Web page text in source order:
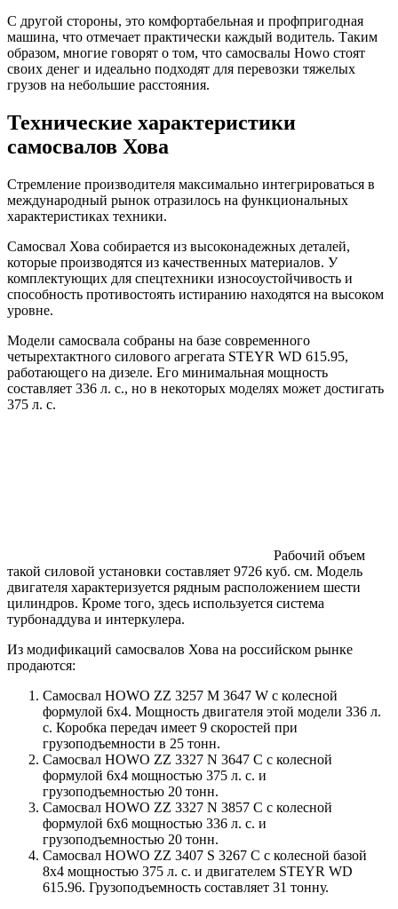
С другой стороны, это комфортабельная и профпригодная
машина, что отмечает практически каждый водитель. Таким
образом, многие говорят о том, что самосвалы Howo стоят
своих денег и идеально подходят для перевозки тяжелых
грузов на небольшие расстояния.
Технические характеристики
самосвалов Хова
Стремление производителя максимально интегрироваться в
международный рынок отразилось на функциональных
характеристиках техники.
Самосвал Хова собирается из высоконадежных деталей,
которые производятся из качественных материалов. У
комплектующих для спецтехники износоустойчивость и
способность противостоять истиранию находятся на высоком
уровне.
Модели самосвала собраны на базе современного
четырехтактного силового агрегата STEYR WD 615.95,
работающего на дизеле. Его минимальная мощность
составляет 336 л. с., но в некоторых моделях может достигать
375 л. с.
Рабочий объем
такой силовой установки составляет 9726 куб. см. Модель
двигателя характеризуется рядным расположением шести
цилиндров. Кроме того, здесь используется система
турбонаддува и интеркулера.
Из модификаций самосвалов Хова на российском рынке
продаются:
Самосвал HOWO ZZ 3257 M 3647 W с колесной
формулой 6х4. Мощность двигателя этой модели 336 л.
с. Коробка передач имеет 9 скоростей при
грузоподъемности в 25 тонн.
Самосвал HOWO ZZ 3327 N 3647 C с колесной
формулой 6х4 мощностью 375 л. с. и
грузоподъемностью 20 тонн.
Самосвал HOWO ZZ 3327 N 3857 C с колесной
формулой 6х6 мощностью 336 л. с. и
грузоподъемностью 20 тонн.
Самосвал HOWO ZZ 3407 S 3267 C с колесной базой
8х4 мощностью 375 л. с. и двигателем STEYR WD
615.96. Грузоподъемность составляет 31 тонну.